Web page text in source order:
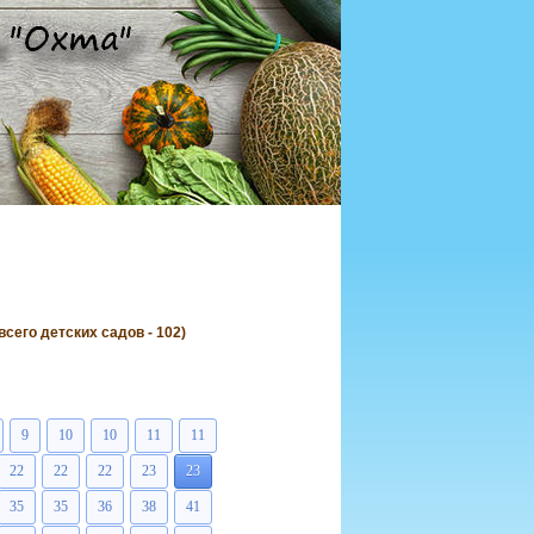
детских садов - 102)
9 10 10 11 11
22 22 22 23 23
35 35 36 38 41